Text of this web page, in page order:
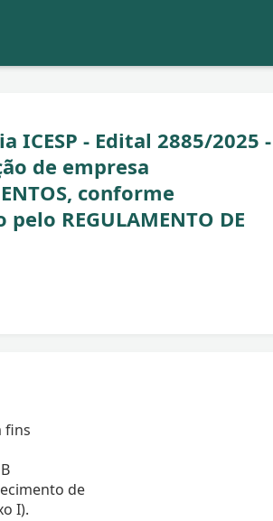
ICESP - Edital 2885/2025 -
de empresa
conforme
REGULAMENTO DE
fins
de
I).